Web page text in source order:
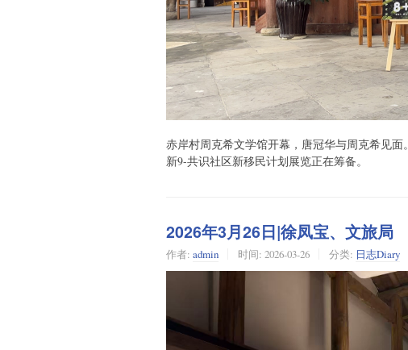
赤岸村周克希文学馆开幕，唐冠华与周克希见面。
新9-共识社区新移民计划展览正在筹备。
2026年3月26日|徐凤宝、文旅局
作者: admin 时间: 2026-03-26 分类: 日志Diary